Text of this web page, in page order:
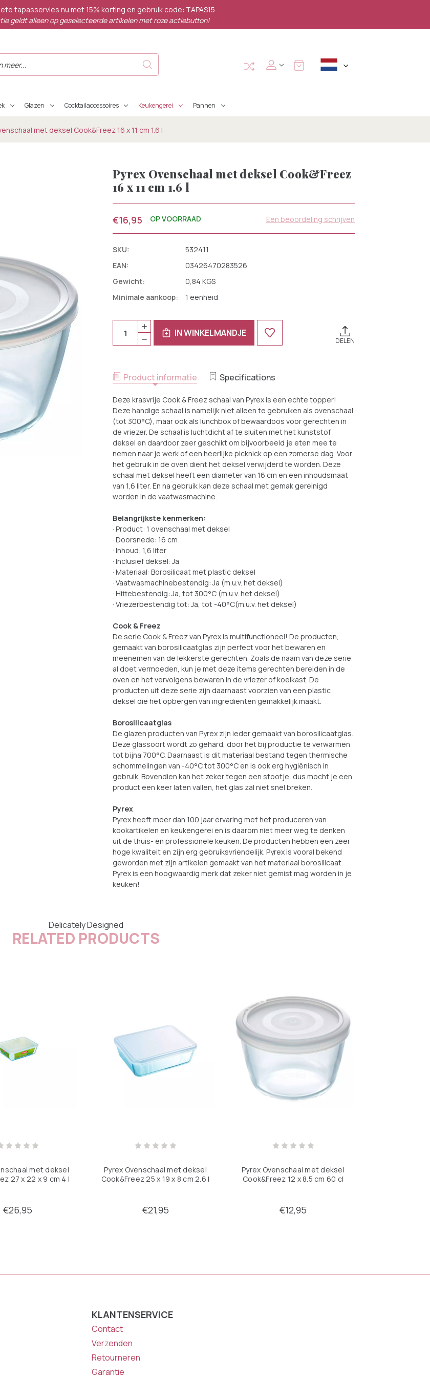
tapasservies nu met 15% korting en gebruik code: TAPAS15
geldt alleen op geselecteerde artikelen met roze actiebutton!
Glazen Cocktailaccessoires Keukengerei Pannen
met deksel Cook&Freez 16 x 11 cm 1.6 l
Pyrex Ovenschaal met deksel Cook&Freez
16 x 11 cm 1.6 l
€16,95 OP VOORRAAD Een beoordeling schrijven
SKU:
532411
EAN:
03426470283526
Gewicht:
0,84 KGS
Minimale aankoop:
1 eenheid
Huidige
Voorraad:
HOEVEELHEID
VERLAGEN
MET
DEKSEL
COOK&FREEZ
X
11
CM
1.6
L
HOEVEELHEID
VERHOGEN
VAN
PYREX
COOK&FREEZ
16
11
CM
1.6
L
IN WINKELMANDJE
DELEN
Product informatie Specifications
Deze krasvrije Cook & Freez schaal van Pyrex is een echte topper!
Deze handige schaal is namelijk niet alleen te gebruiken als ovenschaal
(tot 300°C), maar ook als lunchbox of bewaardoos voor gerechten in
de vriezer. De schaal is luchtdicht af te sluiten met het kunststof
deksel en daardoor zeer geschikt om bijvoorbeeld je eten mee te
nemen naar je werk of een heerlijke picknick op een zomerse dag. Voor
het gebruik in de oven dient het deksel verwijderd te worden. Deze
schaal met deksel heeft een diameter van 16 cm en een inhoudsmaat
van 1,6 liter. En na gebruik kan deze schaal met gemak gereinigd
worden in de vaatwasmachine.
Belangrijkste kenmerken:
· Product: 1 ovenschaal met deksel
· Doorsnede: 16 cm
· Inhoud: 1,6 liter
· Inclusief deksel: Ja
· Materiaal: Borosilicaat met plastic deksel
· Vaatwasmachinebestendig: Ja (m.u.v. het deksel)
· Hittebestendig: Ja, tot 300°C (m.u.v. het deksel)
· Vriezerbestendig tot: Ja, tot -40°C(m.u.v. het deksel)
Cook & Freez
De serie Cook & Freez van Pyrex is multifunctioneel! De producten,
gemaakt van borosilicaatglas zijn perfect voor het bewaren en
meenemen van de lekkerste gerechten. Zoals de naam van deze serie
al doet vermoeden, kun je met deze items gerechten bereiden in de
oven en het vervolgens bewaren in de vriezer of koelkast. De
producten uit deze serie zijn daarnaast voorzien van een plastic
deksel die het opbergen van ingrediënten gemakkelijk maakt.
Borosilicaatglas
De glazen producten van Pyrex zijn ieder gemaakt van borosilicaatglas.
Deze glassoort wordt zo gehard, door het bij productie te verwarmen
tot bijna 700°C. Daarnaast is dit materiaal bestand tegen thermische
schommelingen van -40°C tot 300°C en is ook erg hygiënisch in
gebruik. Bovendien kan het zeker tegen een stootje, dus mocht je een
product een keer laten vallen, het glas zal niet snel breken.
Pyrex
Pyrex heeft meer dan 100 jaar ervaring met het produceren van
kookartikelen en keukengerei en is daarom niet meer weg te denken
uit de thuis- en professionele keuken. De producten hebben een zeer
hoge kwaliteit en zijn erg gebruiksvriendelijk. Pyrex is vooral bekend
geworden met zijn artikelen gemaakt van het materiaal borosilicaat.
Pyrex is een hoogwaardig merk dat zeker niet gemist mag worden in je
keuken!
Delicately Designed
RELATED PRODUCTS
met deksel
27 x 22 x 9 cm 4 l
€26,95
Pyrex Ovenschaal met deksel
Cook&Freez 25 x 19 x 8 cm 2.6 l
€21,95
Pyrex Ovenschaal met deksel
Cook&Freez 12 x 8.5 cm 60 cl
€12,95
KLANTENSERVICE
Contact
Verzenden
Retourneren
Garantie